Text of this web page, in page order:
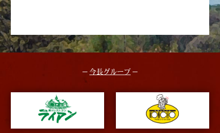
今長グループ